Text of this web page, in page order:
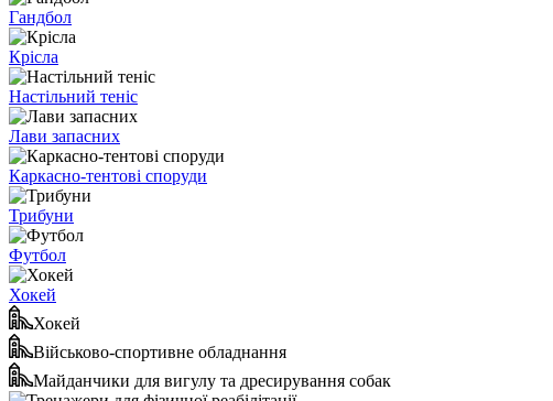
Гандбол
Крісла
Настільний теніс
Лави запасних
Каркасно-тентові споруди
Трибуни
Футбол
Хокей
Хокей
Військово-спортивне обладнання
Майданчики для вигулу та дресирування собак